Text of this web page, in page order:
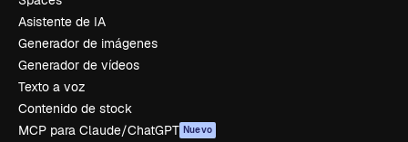
Asistente de IA
Generador de imágenes
Generador de vídeos
Texto a voz
Contenido de stock
MCP para Claude/ChatGPT Nuevo